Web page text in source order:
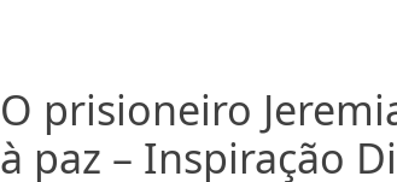
O prisioneiro
à paz – Inspiração